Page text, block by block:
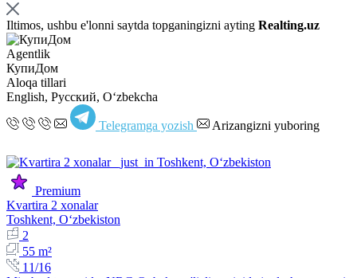
Iltimos, ushbu e'lonni saytda topganingizni ayting Realting.uz
Agentlik
КупиДом
Aloqa tillari
English, Русский, Oʻzbekcha
Telegramga yozish Arizangizni yuboring
Premium
Kvartira 2 xonalar
Toshkent, Oʻzbekiston
2
55 m²
11/16